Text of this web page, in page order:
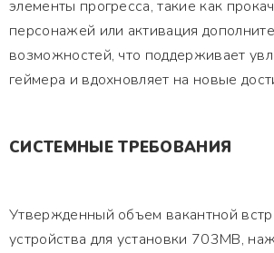
элементы прогресса, такие как
персонажей или активация
возможностей, что поддерживает
геймера и вдохновляет на новые
СИСТЕМНЫЕ ТРЕБОВАНИЯ
Утвержденный объем вакантной
устройства для установки 703MB,